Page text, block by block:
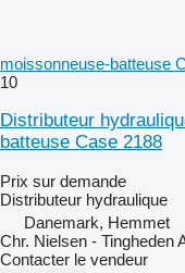
moissonneuse-batteuse
10
Distributeur
batteuse Case 2188
Prix sur demande
Distributeur hydraulique
Danemark, Hemmet
Chr. Nielsen - Tingheden
Contacter le vendeur